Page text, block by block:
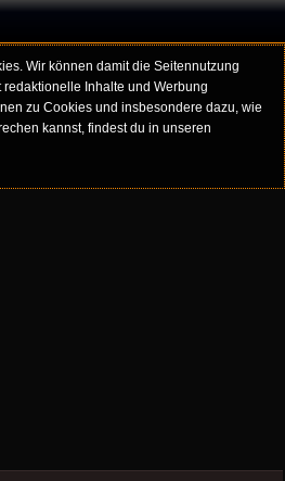
Wir können damit die Seitennutzung
Inhalte und Werbung
zu Cookies und insbesondere dazu, wie
kannst, findest du in unseren